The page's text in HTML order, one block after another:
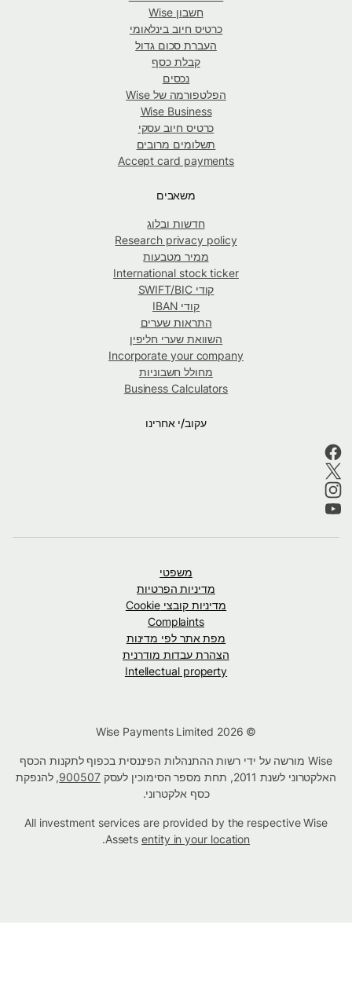
חשבון Wise
כרטיס חיוב בינלאומי
העברת סכום גדול
קבלת כסף
נכסים
הפלטפורמה של Wise
Wise Business
כרטיס חיוב עסקי
תשלומים מרובים
Accept card payments
משאבים
חדשות ובלוג
Research privacy policy
ממיר מטבעות
International stock ticker
קודי SWIFT/BIC
קודי IBAN
התראות שערים
השוואת שערי חליפין
Incorporate your company
מחולל חשבוניות
Business Calculators
עקוב/י אחרינו
משפטי
מדיניות הפרטיות
מדיניות קובצי Cookie
Complaints
מפת אתר לפי מדינות
הצהרת עבדות מודרנית
Intellectual property
Wise מורשה על ידי רשות ההתנהלות הפיננסית בכפוף לתקנות הכסף
האלקטרוני לשנת 2011, תחת מספר הסימוכין לעסק
900507, להנפקת
כסף אלקטרוני.
All investment services are provided by the respective Wise
Assetsentity in your location
.